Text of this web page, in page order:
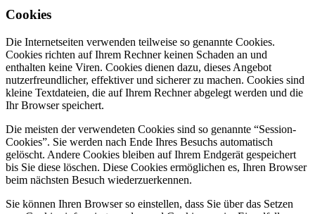
Cookies
Die Internetseiten verwenden teilweise so genannte Cookies.
Cookies richten auf Ihrem Rechner keinen Schaden an und
enthalten keine Viren. Cookies dienen dazu, dieses Angebot
nutzerfreundlicher, effektiver und sicherer zu machen. Cookies sind
kleine Textdateien, die auf Ihrem Rechner abgelegt werden und die
Ihr Browser speichert.
Die meisten der verwendeten Cookies sind so genannte “Session-
Cookies”. Sie werden nach Ende Ihres Besuchs automatisch
gelöscht. Andere Cookies bleiben auf Ihrem Endgerät gespeichert
bis Sie diese löschen. Diese Cookies ermöglichen es, Ihren Browser
beim nächsten Besuch wiederzuerkennen.
Sie können Ihren Browser so einstellen, dass Sie über das Setzen